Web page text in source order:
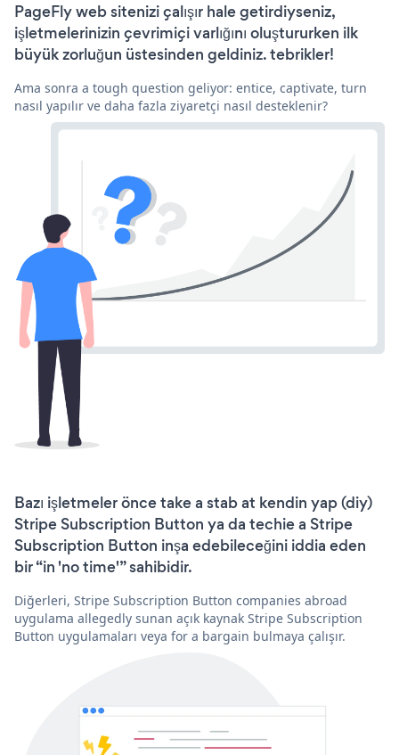
PageFly web sitenizi çalışır hale getirdiyseniz,
işletmelerinizin çevrimiçi varlığını oluştururken ilk
büyük zorluğun üstesinden geldiniz. tebrikler!
Ama sonra a tough question geliyor: entice, captivate, turn
nasıl yapılır ve daha fazla ziyaretçi nasıl desteklenir?
Bazı işletmeler önce take a stab at kendin yap (diy)
Stripe Subscription Button ya da techie a Stripe
Subscription Button inşa edebileceğini iddia eden
bir “in 'no time'” sahibidir.
Diğerleri, Stripe Subscription Button companies abroad
uygulama allegedly sunan açık kaynak Stripe Subscription
Button uygulamaları veya for a bargain bulmaya çalışır.